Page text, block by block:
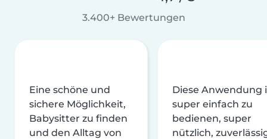
3.400+ Bewertungen
Eine schöne und
sichere Möglichkeit,
Babysitter zu finden
und den Alltag von
Diese Anwendung
super einfach zu
bedienen, super
nützlich,